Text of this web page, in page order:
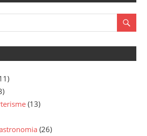
(13)
(26)